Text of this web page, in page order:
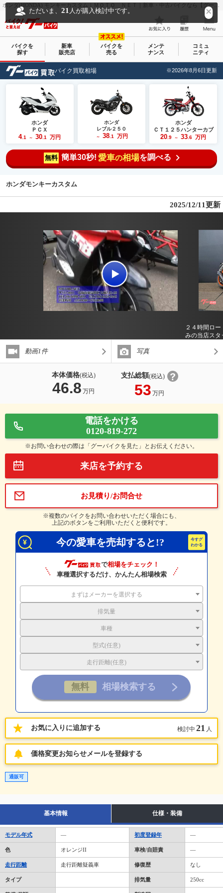
ホンダ(HONDA) モンキーカスタム｜ＭＯＴＯ ＮＥＴ｜新車・中古バイクなら【グーバイク(GooBike)】
ただいま、21 人が購入検討中です。
バイクを
探す
新車
販売店
バイクを
売る
メンテ
ナンス
コミュ
ニティ
バイク買取相場 ※2026年8月6日更新
ホンダ
ＰＣＸ
4.1 ～ 30 .1 万円
ホンダ
レブル２５０
～ 38.1 万円
ホンダ
ＣＴ１２５ハンターカブ
20 .9 ～ 33 .6 万円
無料 簡単30秒! 愛車の相場を調べる
ホンダモンキーカスタム
2025/12/11更新
２４時間ロ
みの当店スタ
動画1件 写真
本体価格(税込)
46.8 万円
支払総額(税込)
53 万円
電話をかける
0120-819-272
※お問い合わせの際は「グーバイクを見た」とお伝えください。
来店を予約する
お見積り/お問合せ
※複数のバイクをお問い合わせいただく場合にも、
上記のボタンをご利用いただくと便利です。
今の愛車を売却すると!?
で相場をチェック！
車種選択するだけ、かんたん相場検索
まずはメーカーを選択する
排気量
車種
型式(任意)
走行距離(任意)
お気に入りに追加する 検討中 21 人
価格変更お知らせメールを登録する
通販可
基本情報 仕様・装備
モデル年式 ― 初度登録年 ―
色 オレンジII 車検/自賠責 ―
走行距離 走行距離疑義車 修復歴 なし
タイプ 排気量 250cc